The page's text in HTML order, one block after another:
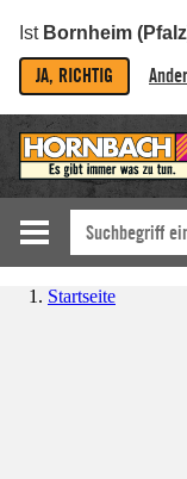
Ist Bornheim
JA, RICHTIG
Startseite